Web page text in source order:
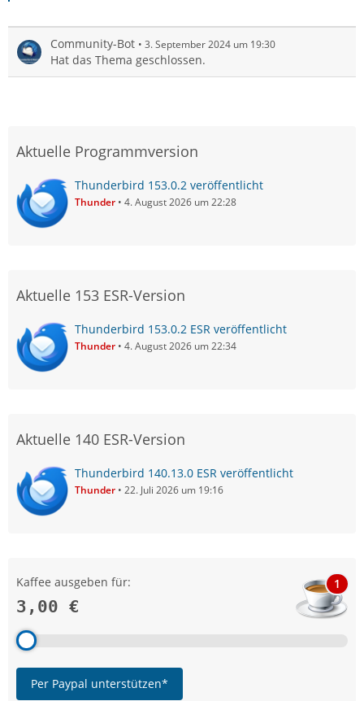
Community-Bot 3. September 2024 um 19:30
Hat das Thema geschlossen.
Aktuelle Programmversion
Thunderbird 153.0.2 veröffentlicht
Thunder 4. August 2026 um 22:28
Aktuelle 153 ESR-Version
Thunderbird 153.0.2 ESR veröffentlicht
Thunder 4. August 2026 um 22:34
Aktuelle 140 ESR-Version
Thunderbird 140.13.0 ESR veröffentlicht
Thunder 22. Juli 2026 um 19:16
Kaffee ausgeben für:
3,00 €
1
Per Paypal unterstützen*